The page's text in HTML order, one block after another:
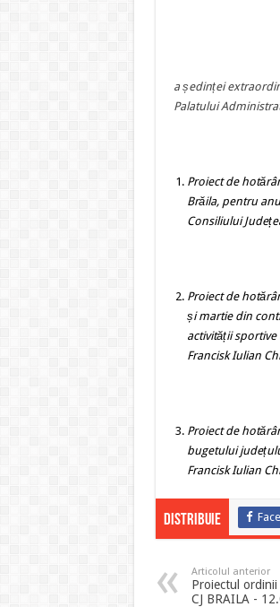
a ședinței
Palatului
Proiect de
Brăila, pentru
Consiliului
Proiect de
și martie din
activității sportive
Francisk Iulian
Proiect de
bugetului
Francisk Iulian
Distribuie
Articolul anterior
Proiectul
CJ BRAILA -